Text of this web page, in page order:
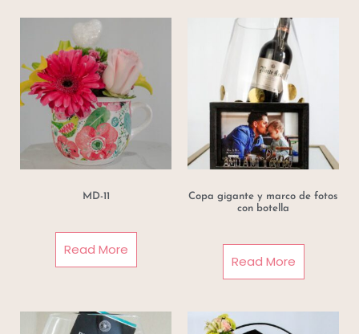
MD-11
Read More
Copa gigante y marco de fotos
con botella
Read More